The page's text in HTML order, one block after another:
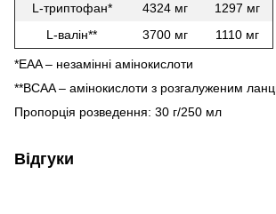
L-триптофан*
4324 мг
1297 мг
L-валін**
3700 мг 1110 мг
*EAA – незамінні амінокислоти
**BCAA – амінокислоти з розгалуженим
Пропорція розведення: 30 г/250 мл
Відгуки